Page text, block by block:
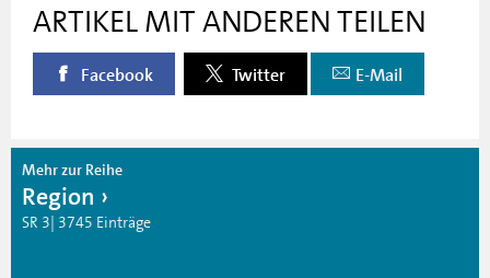
ARTIKEL MIT ANDEREN TEILEN
Facebook Twitter E-Mail
Mehr zur Reihe
Region
SR 3| 3745 Einträge